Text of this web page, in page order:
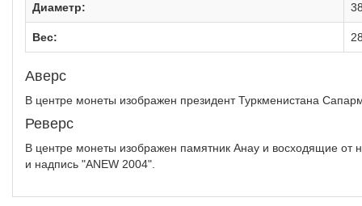
Диаметр:
Вес:
Аверс
В центре монеты изображен президент Туркменистана
Реверс
В центре монеты изображен памятник Анау и восходящие от
и надпись "ANEW 2004".